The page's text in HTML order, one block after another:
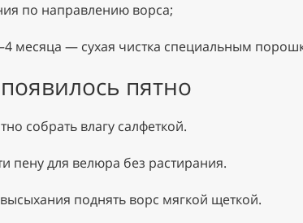
по направлению ворса;
месяца — сухая чистка специальным
пятно
собрать влагу салфеткой.
пену для велюра без растирания.
поднять ворс мягкой щеткой.